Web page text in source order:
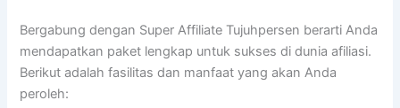
Bergabung dengan Super Affiliate Tujuhpersen berarti Anda
mendapatkan paket lengkap untuk sukses di dunia afiliasi.
Berikut adalah fasilitas dan manfaat yang akan Anda
peroleh: